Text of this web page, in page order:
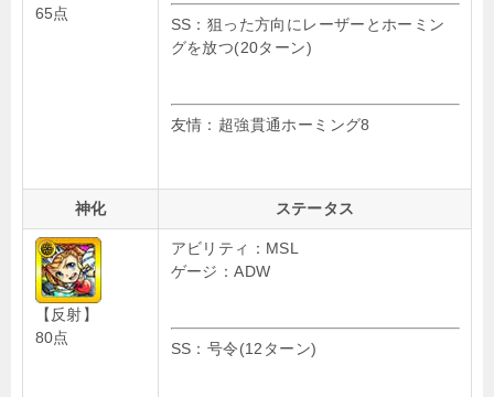
65点
SS：狙った方向にレーザーとホーミン
グを放つ(20ターン)
友情：超強貫通ホーミング8
神化 ステータス
【反射】
80点
アビリティ：MSL
ゲージ：ADW
SS：号令(12ターン)